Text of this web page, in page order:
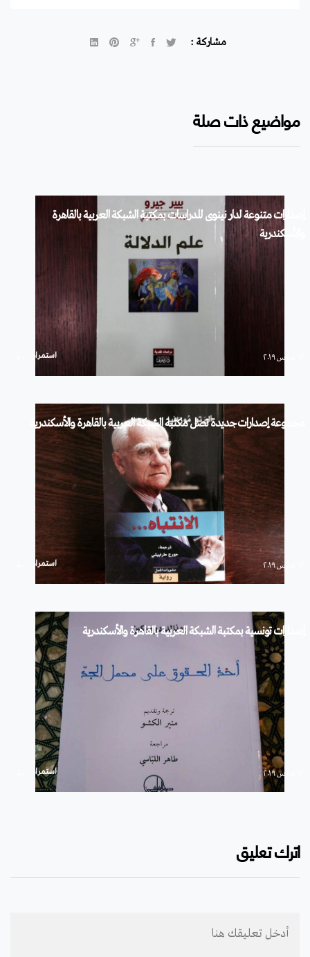
مشاركة :
مواضيع ذات صلة
إصدارات متنوعة لدار نينوى للدراسات بمكتبة الشبكة العربية بالقاهرة
والأسكندرية
استمرار
مجموعة إصدارات جديدة تصل مكتبة الشبكة العربية بالقاهرة والأسكندرية
استمرار
إصدارات تونسية بمكتبة الشبكة العربية بالقاهرة والأسكندرية
استمرار
اترك تعليق